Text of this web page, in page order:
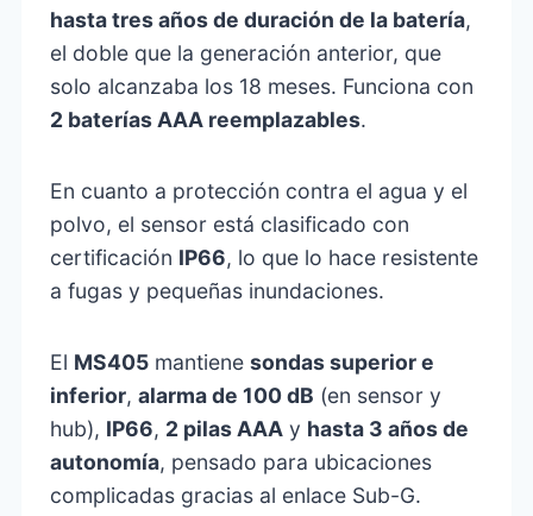
hasta tres años de duración de la batería,
el doble que la generación anterior, que
solo alcanzaba los 18 meses. Funciona con
2 baterías AAA reemplazables.
En cuanto a protección contra el agua y el
polvo, el sensor está clasificado con
certificación IP66, lo que lo hace resistente
a fugas y pequeñas inundaciones.
El MS405 mantienesondas superior e
inferior,alarma de 100 dB (en sensor y
hub), IP66, 2 pilas AAA y hasta 3 años de
autonomía, pensado para ubicaciones
complicadas gracias al enlace Sub-G.